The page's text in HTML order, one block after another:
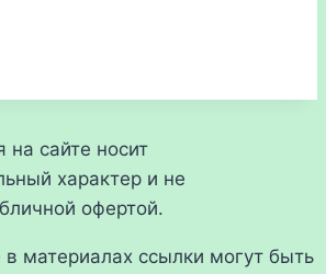
сайте носит
характер и не
офертой.
материалах ссылки могут быть